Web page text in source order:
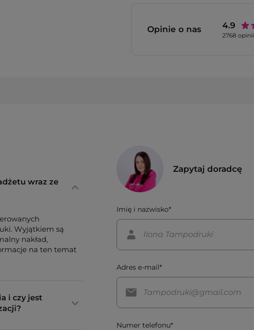
Opinie o nas 4.9
2768 opinii
wraz ze
Wyjątkiem są
nakład,
na ten temat
i czy jest
Zapytaj doradcę
Imię i nazwisko*
Adres e-mail*
Numer telefonu*